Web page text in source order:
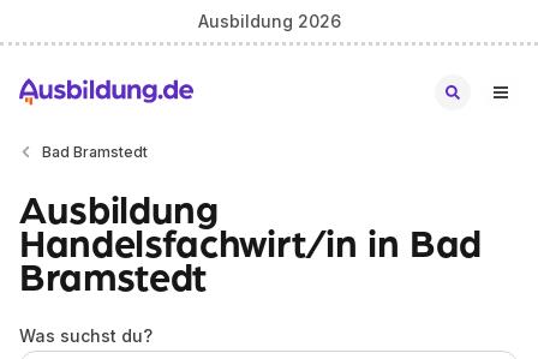
Ausbildung 2026
Bad Bramstedt
Ausbildung
Handelsfachwirt/in in Bad
Bramstedt
Was suchst du?